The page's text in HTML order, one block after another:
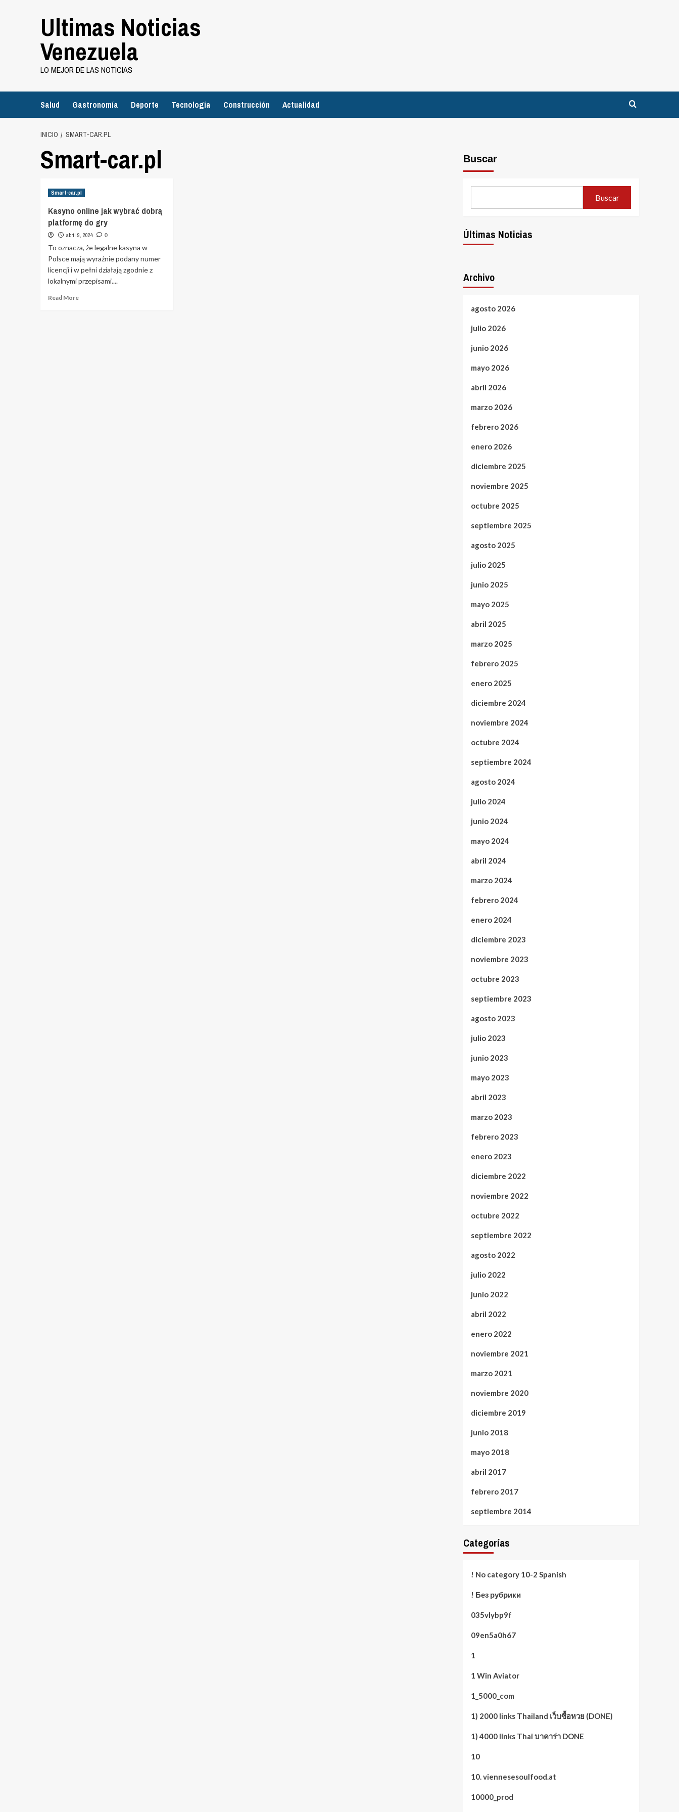
Ultimas Noticias
Venezuela
LO MEJOR DE LAS NOTICIAS
Salud Gastronomía Deporte Tecnología Construcción Actualidad
INICIO SMART-CAR.PL
Smart-car.pl
Smart-car.pl
Kasyno online jak wybrać dobrą
platformę do gry
abril 9, 2024 0
To oznacza, że legalne kasyna w
Polsce mają wyraźnie podany numer
licencji i w pełni działają zgodnie z
lokalnymi przepisami....
Read MoreRead
Buscar
Buscar
Últimas Noticias
Archivo
agosto 2026
julio 2026
junio 2026
mayo 2026
abril 2026
marzo 2026
febrero 2026
enero 2026
diciembre 2025
noviembre 2025
octubre 2025
septiembre 2025
agosto 2025
julio 2025
junio 2025
mayo 2025
abril 2025
marzo 2025
febrero 2025
enero 2025
diciembre 2024
noviembre 2024
octubre 2024
septiembre 2024
agosto 2024
julio 2024
junio 2024
mayo 2024
abril 2024
marzo 2024
febrero 2024
enero 2024
diciembre 2023
noviembre 2023
octubre 2023
septiembre 2023
agosto 2023
julio 2023
junio 2023
mayo 2023
abril 2023
marzo 2023
febrero 2023
enero 2023
diciembre 2022
noviembre 2022
octubre 2022
septiembre 2022
agosto 2022
julio 2022
junio 2022
abril 2022
enero 2022
noviembre 2021
marzo 2021
noviembre 2020
diciembre 2019
junio 2018
mayo 2018
abril 2017
febrero 2017
septiembre 2014
Categorías
! No category 10-2 Spanish
! Без рубрики
035vlybp9f
09en5a0h67
1
1 Win Aviator
1_5000_com
1) 2000 links Thailand เว็บซื้อหวย (DONE)
1) 4000 links Thai บาคาร่า DONE
10
10. viennesesoulfood.at
10000_prod